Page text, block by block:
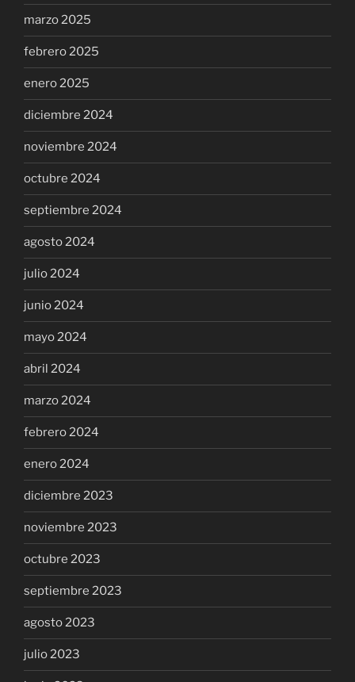
marzo 2025
febrero 2025
enero 2025
diciembre 2024
noviembre 2024
octubre 2024
septiembre 2024
agosto 2024
julio 2024
junio 2024
mayo 2024
abril 2024
marzo 2024
febrero 2024
enero 2024
diciembre 2023
noviembre 2023
octubre 2023
septiembre 2023
agosto 2023
julio 2023